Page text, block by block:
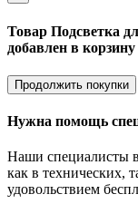
Товар Подсветка
добавлен в корзину
Продолжить покупки
Нужна помощь
Наши специалисты
как в технических,
удовольствием